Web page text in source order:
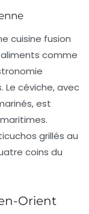
cuisine fusion
comme
Le céviche, avec
est
grillés au
coins du
Orient